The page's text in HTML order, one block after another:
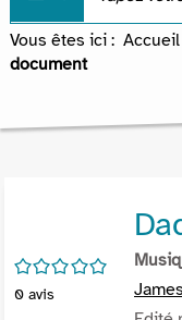
Vous êtes ici : Accueil
document
/5
0 avis